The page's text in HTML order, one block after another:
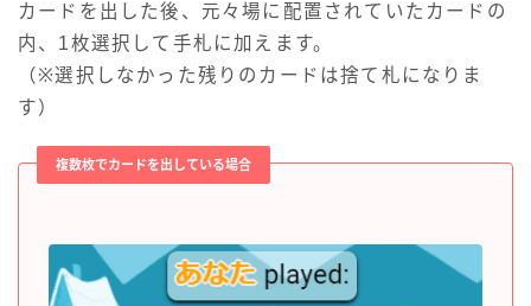
カードを出した後、元々場に配置されていたカードの
内、1枚選択して手札に加えます。
（※選択しなかった残りのカードは捨て札になりま
す）
複数枚でカードを出している場合